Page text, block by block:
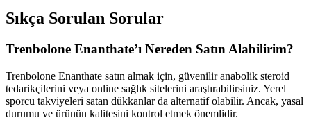
Sıkça Sorulan Sorular
Trenbolone Enanthate’ı Nereden Satın Alabilirim?
Trenbolone Enanthate satın almak için, güvenilir anabolik steroid
tedarikçilerini veya online sağlık sitelerini araştırabilirsiniz. Yerel
sporcu takviyeleri satan dükkanlar da alternatif olabilir. Ancak, yasal
durumu ve ürünün kalitesini kontrol etmek önemlidir.